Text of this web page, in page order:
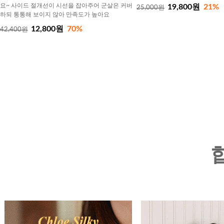
요~ 사이드 절개선이 시선을 잡아주어 군살은 커버
하되 통통해 보이지 않아 만족도가 높아요
42,400원 12,800원 70%
25,000원 19,800원 21%